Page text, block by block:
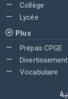
Collège
Lycée
Plus
Prépas CPGE
Divertissement
Vocabulaire